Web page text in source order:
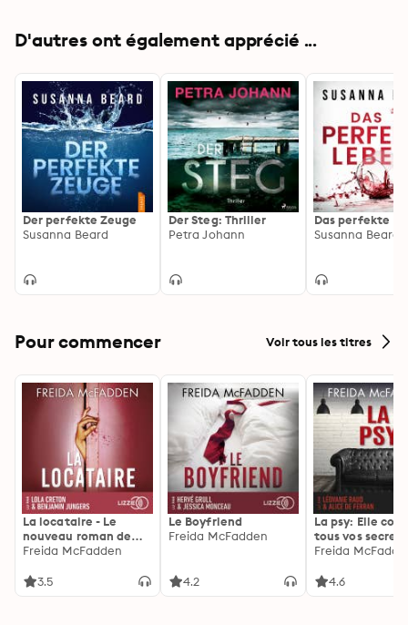
D'autres ont également apprécié ...
Der perfekte Zeuge
Susanna Beard
Der Steg: Thriller
Petra Johann
Das perfekte
Susanna Beard
Pour commencer Voir tous les titres
La locataire - Le
nouveau roman de
l'autrice de La femme
Freida McFadden
3.5
Le Boyfriend
Freida McFadden
4.2
La psy: Elle
tous vos
découvrez les
Freida
4.6